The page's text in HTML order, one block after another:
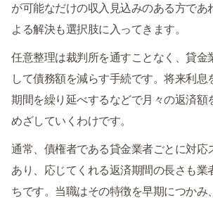
が可能なだけの収入見込みのある方であ
よる解決も選択肢に入ってきます。
任意整理は裁判所を通すことなく、貸金
して債務額を減らす手続です。将来利息
期間を繰り延べするなどで月々の返済額
めざしていくわけです。
通常、債権者である貸金業者ごとに対応
あり、応じてくれる返済期間の長さも業
ちです。当職はその特徴を早期につかみ